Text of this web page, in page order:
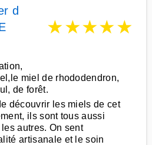
d
★★★★★
miel de rhododendron,
de forêt.
découvrir les miels de cet
ils sont tous aussi
autres. On sent
artisanale et le soin